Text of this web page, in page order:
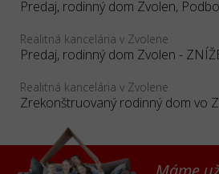
Realitná kancelária v Zvolene
Predaj, rodinný dom Zvolen -
Realitná kancelária v Zvolene
Zrekonštruovaný rodinný dom vo